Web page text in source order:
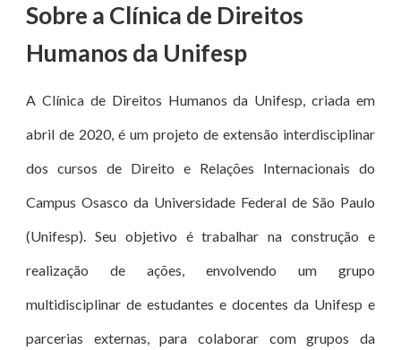
Sobre a Clínica de Direitos
Humanos da Unifesp
A Clínica de Direitos Humanos da Unifesp, criada em
abril de 2020, é um projeto de extensão interdisciplinar
dos cursos de Direito e Relações Internacionais do
Campus Osasco da Universidade Federal de São Paulo
(Unifesp). Seu objetivo é trabalhar na construção e
realização de ações, envolvendo um grupo
multidisciplinar de estudantes e docentes da Unifesp e
parcerias externas, para colaborar com grupos da